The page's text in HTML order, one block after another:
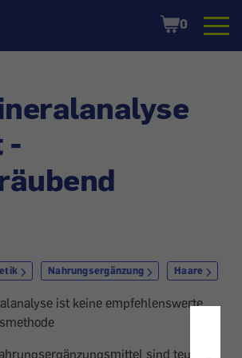
Shopping
Cart
0
-
Nahrungsergänzung Haare
ist keine empfehlenswerte
sind teuer